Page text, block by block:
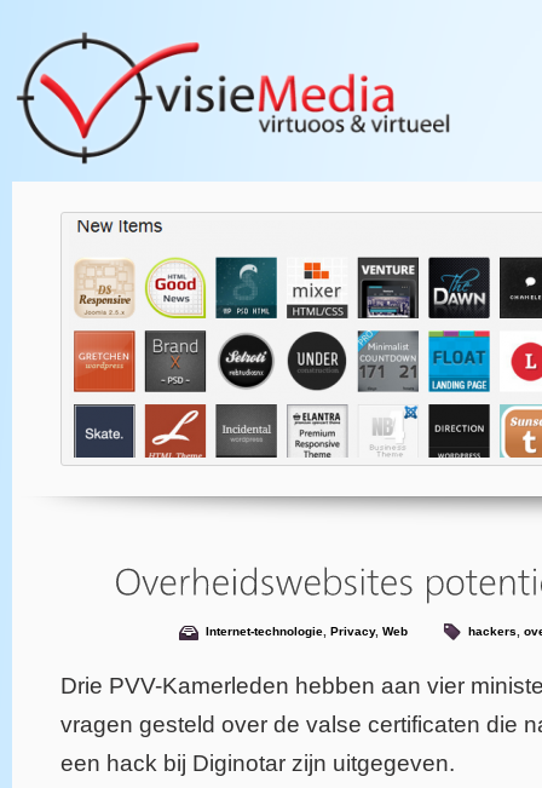
Internet-technologie, Privacy, Web hackers,
Drie PVV-Kamerleden hebben aan vier
vragen gesteld over de valse certificaten die
een hack bij Diginotar zijn uitgegeven.